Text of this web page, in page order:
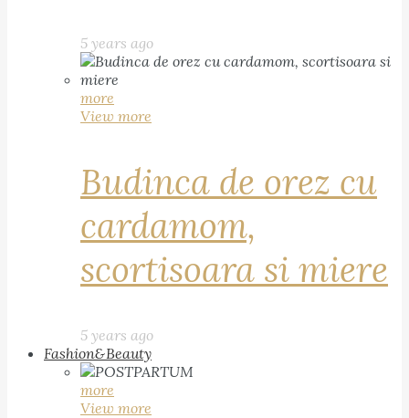
5 years ago
more
View more
Budinca de orez cu
cardamom,
scortisoara si miere
5 years ago
Fashion&Beauty
more
View more